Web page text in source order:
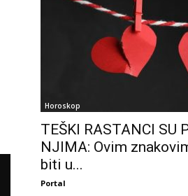
Horoskop
TEŠKI RASTANCI SU
NJIMA: Ovim
biti u...
Portal